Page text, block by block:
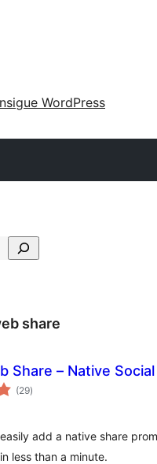
WordPress
share
Share – Native
(29evaluación
total
)
add a native share
less than a minute.